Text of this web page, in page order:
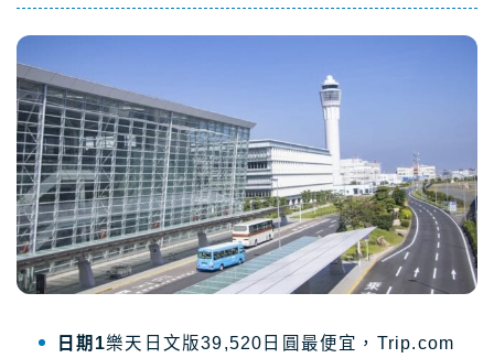
日期1樂天日文版39,520日圓最便宜，Trip.com